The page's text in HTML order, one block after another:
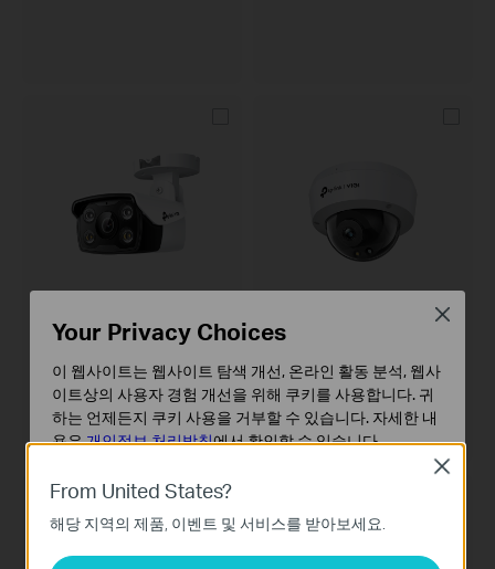
VIGI C330
VIGI 3MP 실외용 풀 컬러 불릿형 네
6 mm 렌즈
4 mm 렌즈 2.8 mm 렌즈
VIGI C240
VIGI 4MP 풀 컬러 돔 네트워크 카메
4 mm 렌즈 2.8 mm 렌즈
From United States?
해당 지역의 제품, 이벤트 및 서비스를 받아보세요.
Close
Your Privacy Choices
이 웹사이트는 웹사이트 탐색 개선, 온라인 활동 분석, 웹사
이트상의 사용자 경험 개선을 위해 쿠키를 사용합니다. 귀
하는 언제든지 쿠키 사용을 거부할 수 있습니다. 자세한 내
용은개인정보 처리방침에서 확인할 수 있습니다.
이 쿠키는 웹사이트가 작동하는 데 필요하며 사용자의 시
스템에서 비활성화할 수 없습니다.
분석 및 마케팅 쿠키
Close